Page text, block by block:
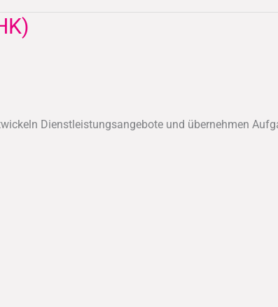
Dienstleistungsangebote und übernehmen